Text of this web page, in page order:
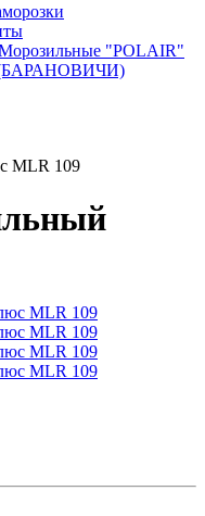
"POLAIR"
MLR 109